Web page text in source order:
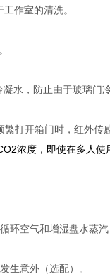
作室的清洗。
水，防止由于玻璃门
打开箱门时，红外传
浓度，即使在多人使
环空气和增湿盘水蒸汽
生意外（选配）。